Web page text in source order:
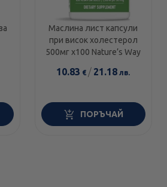
Маслина лист капсули
при висок холестерол
500мг х100 Nature’s Way
10.83 € / 21.18 лв.
ПОРЪЧАЙ